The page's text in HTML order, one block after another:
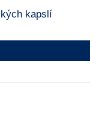
kapslí